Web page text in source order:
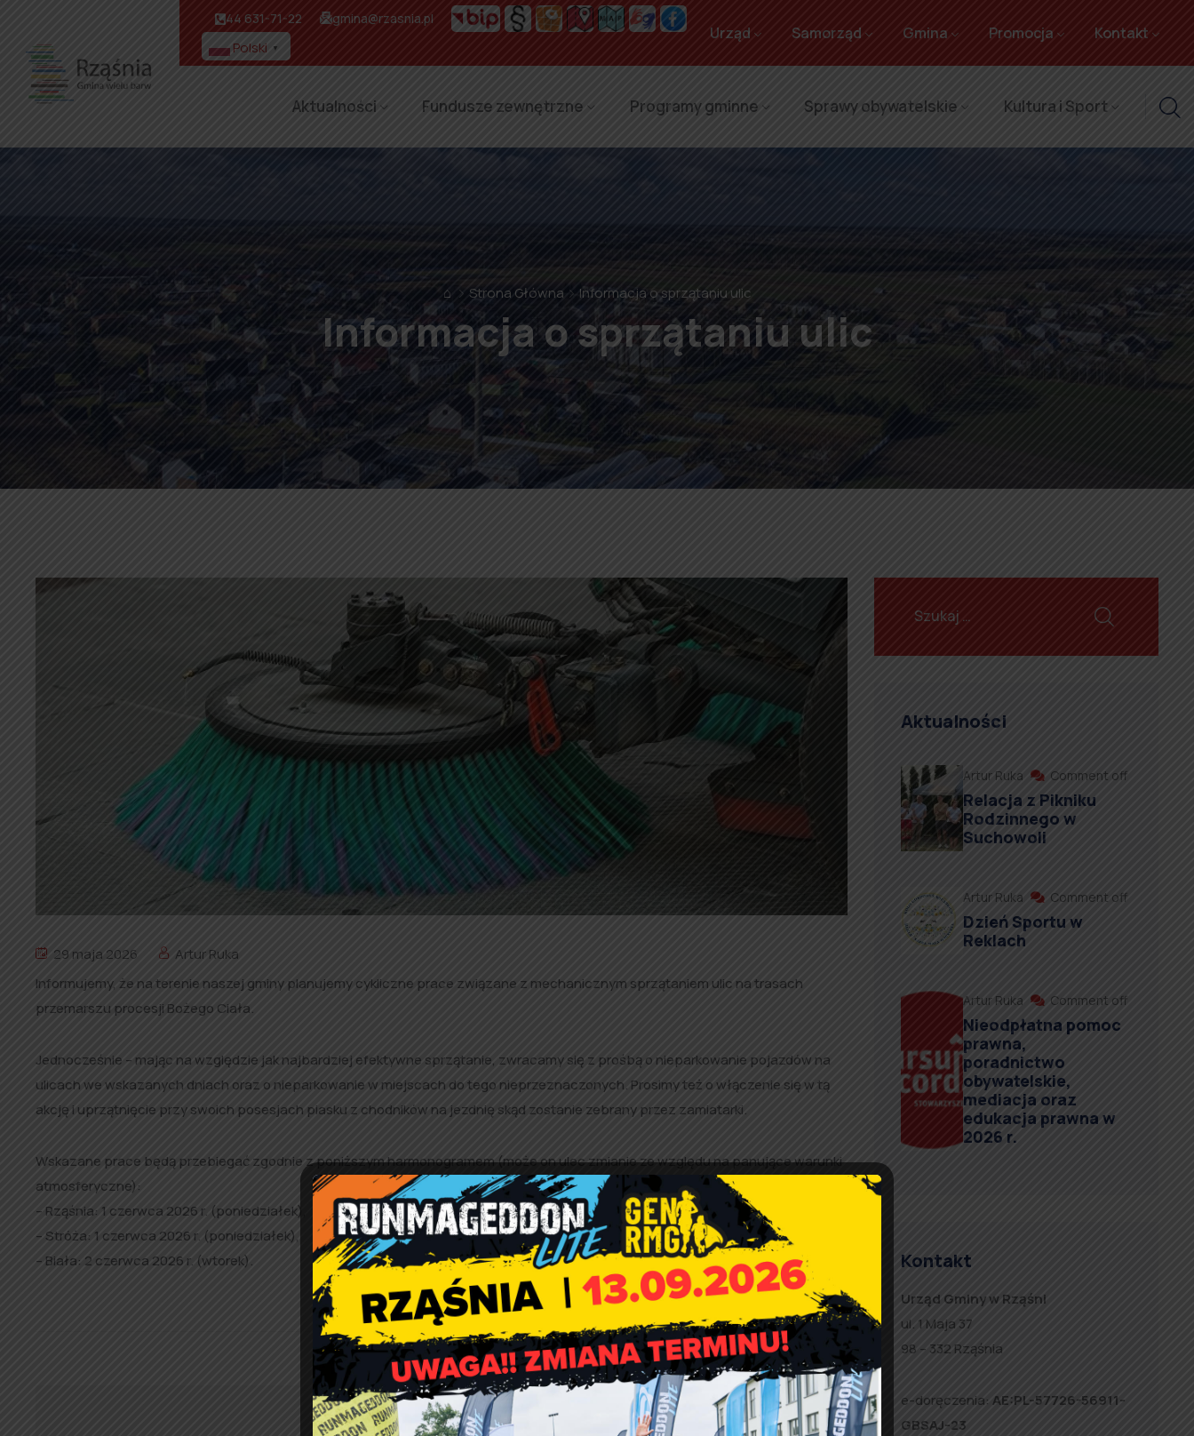
44 631-71-22 gmina@rzasnia.pl
Polski ▼
Urząd Samorząd Gmina Promocja Kontakt
Aktualności Fundusze zewnętrzne Programy gminne Sprawy obywatelskie Kultura i Sport
⌂ Strona Główna Informacja o sprzątaniu ulic
Informacja o sprzątaniu ulic
29 maja 2026
Artur Ruka
Informujemy, że na terenie naszej gminy planujemy cykliczne prace związane z mechanicznym sprzątaniem ulic na trasach
przemarszu procesji Bożego Ciała.
Jednocześnie – mając na względzie jak najbardziej efektywne sprzątanie, zwracamy się z prośbą o nieparkowanie pojazdów na
ulicach we wskazanych dniach oraz o nieparkowanie w miejscach do tego nieprzeznaczonych. Prosimy też o włączenie się w tą
akcję i uprzątnięcie przy swoich posesjach piasku z chodników na jezdnię skąd zostanie zebrany przez zamiatarki.
Wskazane prace będą przebiegać zgodnie z poniższym harmonogramem (może on ulec zmianie ze względu na panujące warunki
atmosferyczne):
– Rząśnia: 1 czerwca 2026 r. (poniedziałek),
– Stróża: 1 czerwca 2026 r. (poniedziałek),
– Biała: 2 czerwca 2026 r. (wtorek).
Aktualności
Artur Ruka Comment off
Relacja z Pikniku
Rodzinnego w
Suchowoli
Artur Ruka Comment off
Dzień Sportu w
Reklach
Artur Ruka Comment off
Nieodpłatna pomoc
prawna,
poradnictwo
obywatelskie,
mediacja oraz
edukacja prawna w
2026 r.
Kontakt
Urząd Gminy w Rząśni
ul. 1 Maja 37
98 – 332 Rząśnia
e-doręczenia: AE:PL-57726-56911-
GBSAJ-23